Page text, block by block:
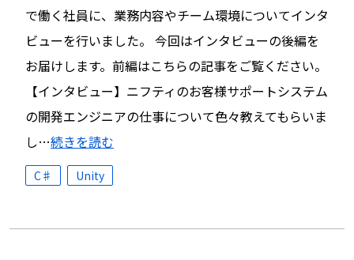
で働く社員に、業務内容やチーム環境についてインタ
ビューを行いました。 今回はインタビューの後編を
お届けします。前編はこちらの記事をご覧ください。
【インタビュー】ニフティのお客様サポートシステム
の開発エンジニアの仕事について色々教えてもらいま
し…続きを読む
C♯ Unity